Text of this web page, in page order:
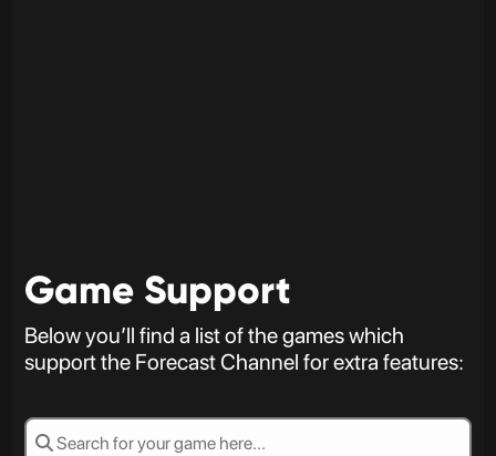
Game Support
Below you’ll find a list of the games which
support the Forecast Channel for extra features: